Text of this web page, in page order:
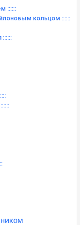
::::::
кольцом ::::::
::::::